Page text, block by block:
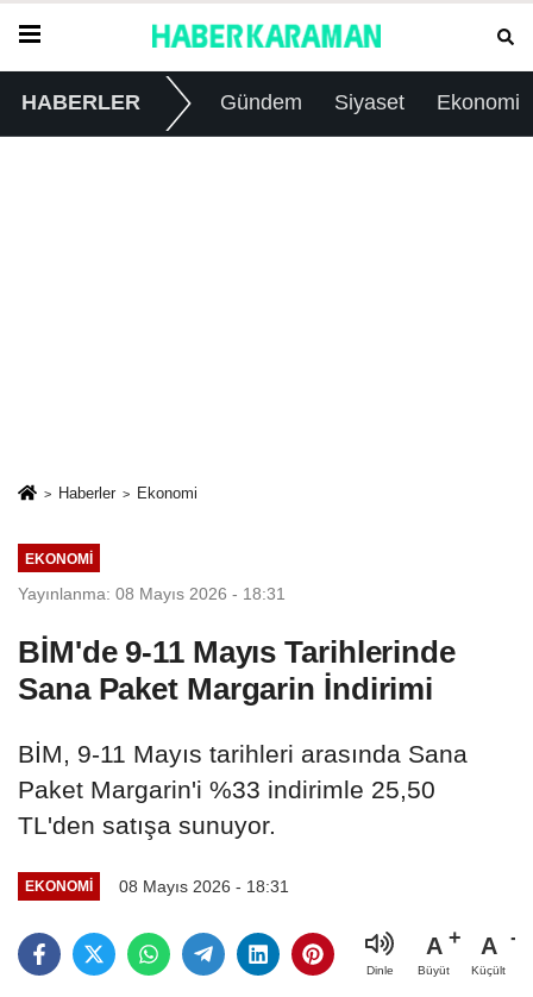
HABERLER Gündem Siyaset Ekonomi
Haberler Ekonomi
EKONOMI
Yayınlanma: 08 Mayıs 2026 - 18:31
BİM'de 9-11 Mayıs Tarihlerinde
Sana Paket Margarin İndirimi
BİM, 9-11 Mayıs tarihleri arasında Sana
Paket Margarin'i %33 indirimle 25,50
TL'den satışa sunuyor.
EKONOMI 08 Mayıs 2026 - 18:31
Dinle
A
Büyüt
A
Küçült